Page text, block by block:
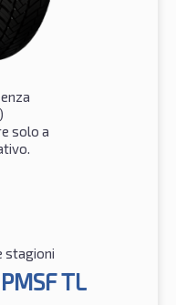
solo a
stagioni
TL